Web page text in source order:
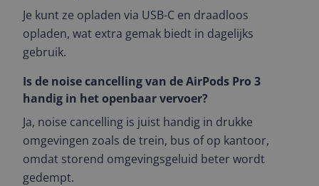
Je kunt ze opladen via USB-C en draadloos
opladen, wat extra gemak biedt in dagelijks
gebruik.
Is de noise cancelling van de AirPods Pro 3
handig in het openbaar vervoer?
Ja, noise cancelling is juist handig in drukke
omgevingen zoals de trein, bus of op kantoor,
omdat storend omgevingsgeluid beter wordt
gedempt.